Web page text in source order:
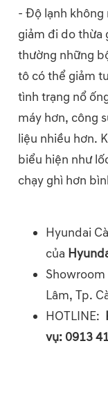
- Độ lạnh không
giảm đi do thừa
thường những
tô có thể giảm
tình trạng nổ
máy hơn, công
liệu nhiều hơn.
biểu hiện như
chạy ghì hơn
Hyundai
của
Showroom
Lâm, Tp.
HOTLINE:
vụ: 0913